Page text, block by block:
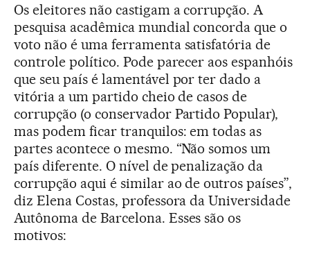
Os eleitores não castigam a corrupção. A
pesquisa acadêmica mundial concorda que o
voto não é uma ferramenta satisfatória de
controle político. Pode parecer aos espanhóis
que seu país é lamentável por ter dado a
vitória a um partido cheio de casos de
corrupção (o conservador Partido Popular),
mas podem ficar tranquilos: em todas as
partes acontece o mesmo. “Não somos um
país diferente. O nível de penalização da
corrupção aqui é similar ao de outros países”,
diz Elena Costas, professora da Universidade
Autônoma de Barcelona. Esses são os
motivos: